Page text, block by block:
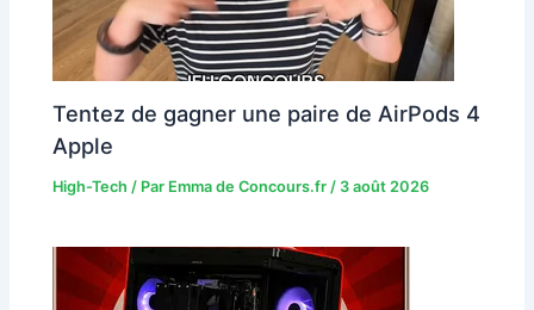
Tentez de gagner une paire de AirPods 4
Apple
High-Tech / Par Emma de Concours.fr/ 3 août 2026